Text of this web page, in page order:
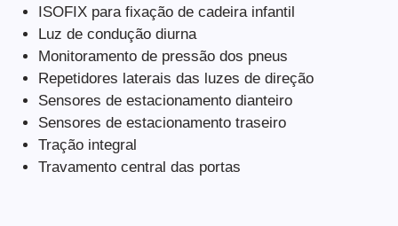
ISOFIX para fixação de cadeira infantil
Luz de condução diurna
Monitoramento de pressão dos pneus
Repetidores laterais das luzes de direção
Sensores de estacionamento dianteiro
Sensores de estacionamento traseiro
Tração integral
Travamento central das portas